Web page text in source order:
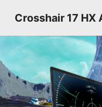
Crosshair 17 HX